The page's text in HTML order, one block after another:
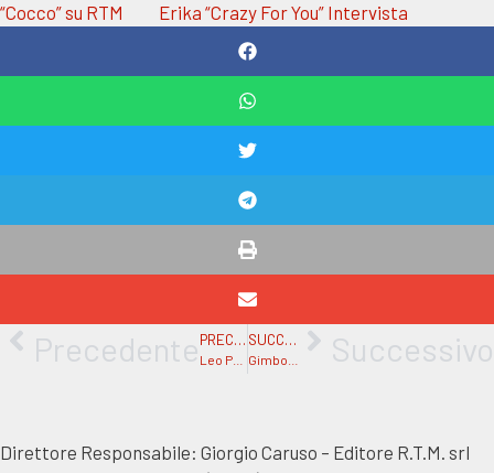
“Cocco” su RTM
Erika “Crazy For You” Intervista
Precedente PRECEDENTE SUCCESSIVO Successivo
Direttore Responsabile: Giorgio Caruso – Editore R.T.M. srl